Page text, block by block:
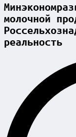
молочной
реальность